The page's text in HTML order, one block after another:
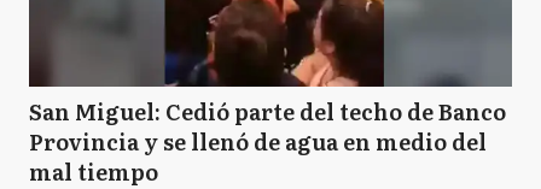
San Miguel: Cedió parte del techo de Banco
Provincia y se llenó de agua en medio del
mal tiempo